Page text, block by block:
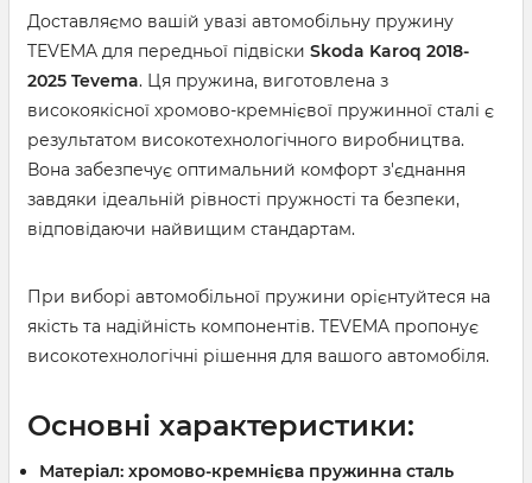
Доставляємо вашій увазі автомобільну пружину
TEVEMA для передньої підвіски Skoda Karoq 2018-
2025 Tevema. Ця пружина, виготовлена ​​з
високоякісної хромово-кремнієвої пружинної сталі є
результатом високотехнологічного виробництва.
Вона забезпечує оптимальний комфорт з'єднання
завдяки ідеальній рівності пружності та безпеки,
відповідаючи найвищим стандартам.
При виборі автомобільної пружини орієнтуйтеся на
якість та надійність компонентів. TEVEMA пропонує
високотехнологічні рішення для вашого автомобіля.
Основні характеристики:
Матеріал: хромово-кремнієва пружинна сталь